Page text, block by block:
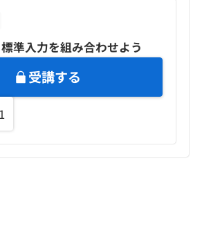
準入力を組み合わせよう
受講する
1